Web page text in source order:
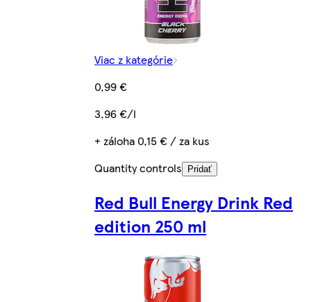
Viac z kategórie
0,99 €
3,96 €/l
+ záloha 0,15 € / za kus
Quantity controls
Pridať
Red Bull Energy Drink Red
edition 250 ml